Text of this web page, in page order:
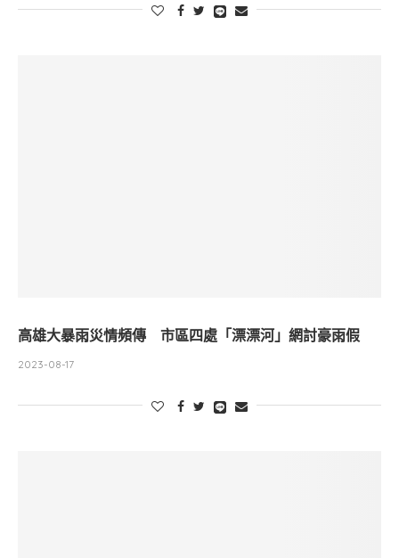
高雄大暴雨災情頻傳 市區四處「漂漂河」網討豪雨假
2023-08-17